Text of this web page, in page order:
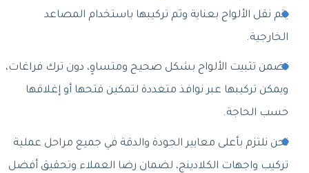
يتم نقل الألواح بعناية وثم تركيبها باستخدام المصاعد
الخارجية.
نضمن تثبيت الألواح بشكل صحيح ومتساوٍ، دون ترك فراغات،
ويمكن تركيبها عبر نوافذ متعددة لتمكين فتحها أو إغلاقها
حسب الحاجة.
نحن نلتزم بأعلى معايير الجودة والدقة في جميع مراحل عملية
تركيب واجهات الكلادينج، لضمان رضا العملاء وتحقيق أفضل